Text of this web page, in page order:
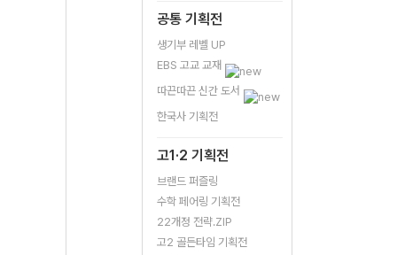
공통 기획전
생기부 레벨 UP
EBS 고교 교재
따끈따끈 신간 도서
한국사 기획전
고1·2 기획전
브랜드 퍼즐링
수학 페어링 기획전
22개정 전략.ZIP
고2 골든타임 기획전